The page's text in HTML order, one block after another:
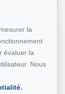
la
évaluer la
Nous